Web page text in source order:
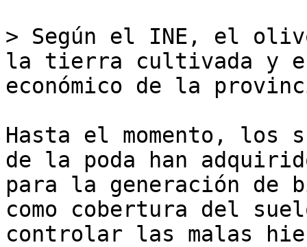
> Según el INE, el
la tierra cultivada y
económico de la
Hasta el momento, los
de la poda han
para la generación de
como cobertura del
controlar las malas